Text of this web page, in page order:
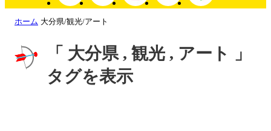
ホーム 大分県/観光/アート
「 大分県 , 観光 , アート 」
タグを表示